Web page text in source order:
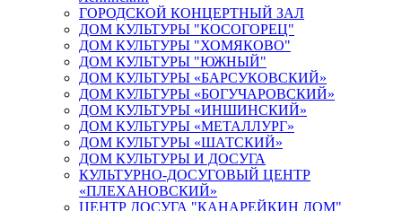
ГОРОДСКОЙ КОНЦЕРТНЫЙ ЗАЛ
ДОМ КУЛЬТУРЫ "КОСОГОРЕЦ"
ДОМ КУЛЬТУРЫ "ХОМЯКОВО"
ДОМ КУЛЬТУРЫ "ЮЖНЫЙ"
ДОМ КУЛЬТУРЫ «БАРСУКОВСКИЙ»
ДОМ КУЛЬТУРЫ «БОГУЧАРОВСКИЙ»
ДОМ КУЛЬТУРЫ «ИНШИНСКИЙ»
ДОМ КУЛЬТУРЫ «МЕТАЛЛУРГ»
ДОМ КУЛЬТУРЫ «ШАТСКИЙ»
ДОМ КУЛЬТУРЫ И ДОСУГА
КУЛЬТУРНО-ДОСУГОВЫЙ ЦЕНТР
«ПЛЕХАНОВСКИЙ»
ЦЕНТР ДОСУГА "КАНАРЕЙКИН ДОМ"